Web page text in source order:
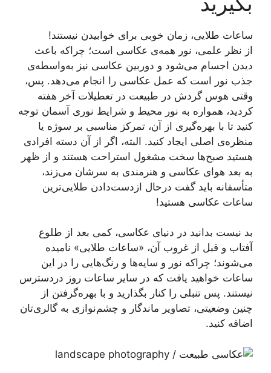
ساعات طلایی، زمان خوبی برای خوابیدن نیستند!
از نظر علمی، نور همه‌ی عکاسی است؛ چراکه باعث
دیدن اجسام می‌شود و دوربین عکاسی نیز به‌واسطه‌ی
جذب نور است که عمل عکاسی را انجام می‌دهد. پس،
وقتی هوس گردش در طبیعت در تعطیلات آخر هفته
کردید، همواره به نور محیط و شرایط نوری آسمان توجه
کنید تا با بهره‌گیری از آن، تمرکز مناسبی بر سوژه یا
منظره‌ی اصلی ایجاد کنید. البته، اگر از آن دسته افرادی
هستید صبح‌ها سخت مشغول استراحت هستند و از ظهر
به بعد هوای عکاسی و هنرمندی به سرشان می‌زند،
متأسفانه باید گفت در‌حال از‌دست‌دادن طلایی‌ترین
ساعات عکاسی هستید!
بد نیست بدانید در دنیای عکاسی، کمی بعد از طلوع
آفتاب و قبل از غروب آن، «ساعات طلایی» نامیده
می‌شوند؛ چراکه نور و سایه‌ها و رنگ‌هایی را در این
ساعات خواهید یافت که در سایر ساعات روز دردسترس
نیستند. پس تنبلی را کنار بگذارید و با بهره‌گرفتن از
چنین وضعیتی، تصاویر ماندگار و چشم‌نوازی به گالری‌تان
اضافه کنید.